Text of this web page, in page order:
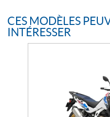
CES MODÈLES
INTÉRESSER